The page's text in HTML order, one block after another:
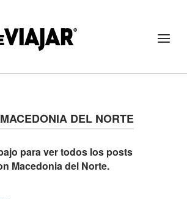
Menu
MACEDONIA DEL NORTE
para ver todos los posts
Macedonia del Norte.